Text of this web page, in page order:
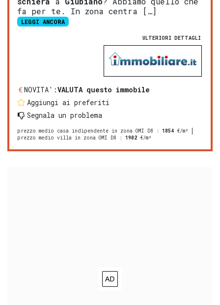
fa per te. In zona centra […]
LEGGI ANCORA
ULTERIORI DETTAGLI
NOVITA':VALUTA questo immobile
Aggiungi ai preferiti
Segnala un problema
prezzo medio casa indipendente in zona OMI D8 : 1854 €/m²
prezzo medio villa in zona OMI D8 : 1902 €/m²